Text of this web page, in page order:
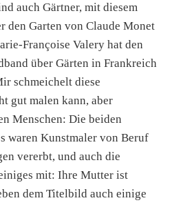
auch Gärtner, mit diesem
den Garten von Claude Monet
Françoise Valery hat den
über Gärten in Frankreich
schmeichelt diese
gut malen kann, aber
Menschen: Die beiden
waren Kunstmaler von Beruf
vererbt, und auch die
mit: Ihre Mutter ist
dem Titelbild auch einige